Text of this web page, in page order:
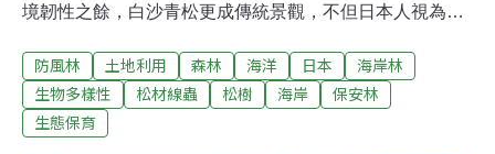
境韌性之餘，白沙青松更成傳統景觀，不但日本人視為國
藤田和歌子指出，維繫優美景觀於不墜的關鍵秘訣是公私
部門協力，創造年7000人次志工的投入。沿著彩虹般海岸
線種松樹位於九州唐津灣的虹之松原，是日本三大松原之
一。由於海岸線的形狀有如彩虹，沿著海灣遍植的黑松也
防風林 土地利用 森林 海洋 日本
海岸林
生物多樣性
松材線蟲 松樹 海岸
保安林
生態保育